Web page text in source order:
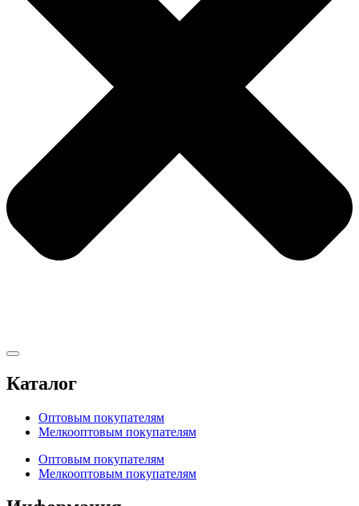
Каталог
Оптовым покупателям
Мелкооптовым покупателям
Оптовым покупателям
Мелкооптовым покупателям